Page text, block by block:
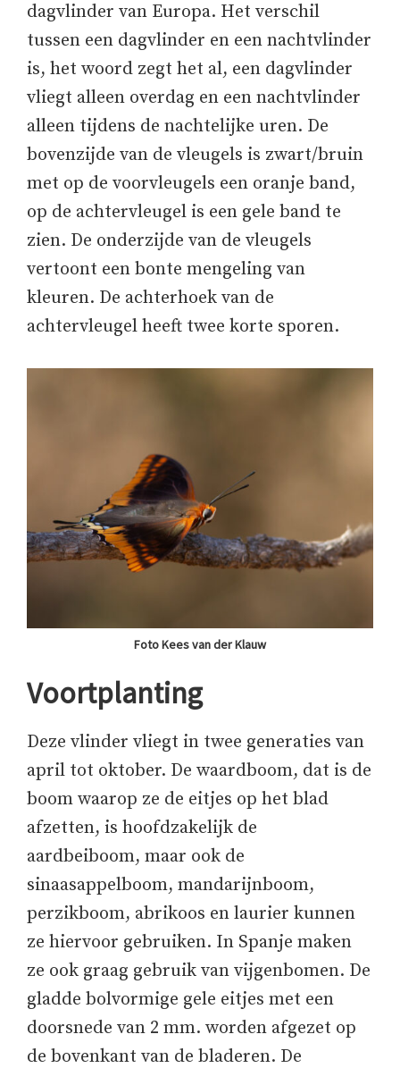
dagvlinder van Europa. Het verschil
tussen een dagvlinder en een nachtvlinder
is, het woord zegt het al, een dagvlinder
vliegt alleen overdag en een nachtvlinder
alleen tijdens de nachtelijke uren. De
bovenzijde van de vleugels is zwart/bruin
met op de voorvleugels een oranje band,
op de achtervleugel is een gele band te
zien. De onderzijde van de vleugels
vertoont een bonte mengeling van
kleuren. De achterhoek van de
achtervleugel heeft twee korte sporen.
Foto Kees van der Klauw
Voortplanting
Deze vlinder vliegt in twee generaties van
april tot oktober. De waardboom, dat is de
boom waarop ze de eitjes op het blad
afzetten, is hoofdzakelijk de
aardbeiboom, maar ook de
sinaasappelboom, mandarijnboom,
perzikboom, abrikoos en laurier kunnen
ze hiervoor gebruiken. In Spanje maken
ze ook graag gebruik van vijgenbomen. De
gladde bolvormige gele eitjes met een
doorsnede van 2 mm. worden afgezet op
de bovenkant van de bladeren. De